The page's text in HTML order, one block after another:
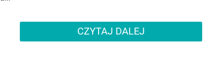
CZYTAJ DALEJ